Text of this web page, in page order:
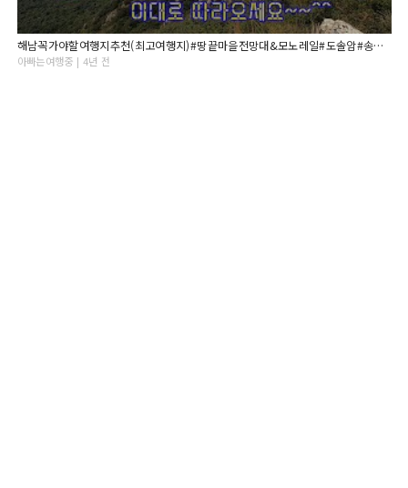
해남꼭가야할여행지추천(최고여행지)#땅끝마을전망대&모노레일#도솔암#송호리해변#땅끝해양자연사박물관#해남가볼만한곳#해남여행#가을여행#남도여행#드라이브하기좋은곳
아빠는여행중 | 4년 전